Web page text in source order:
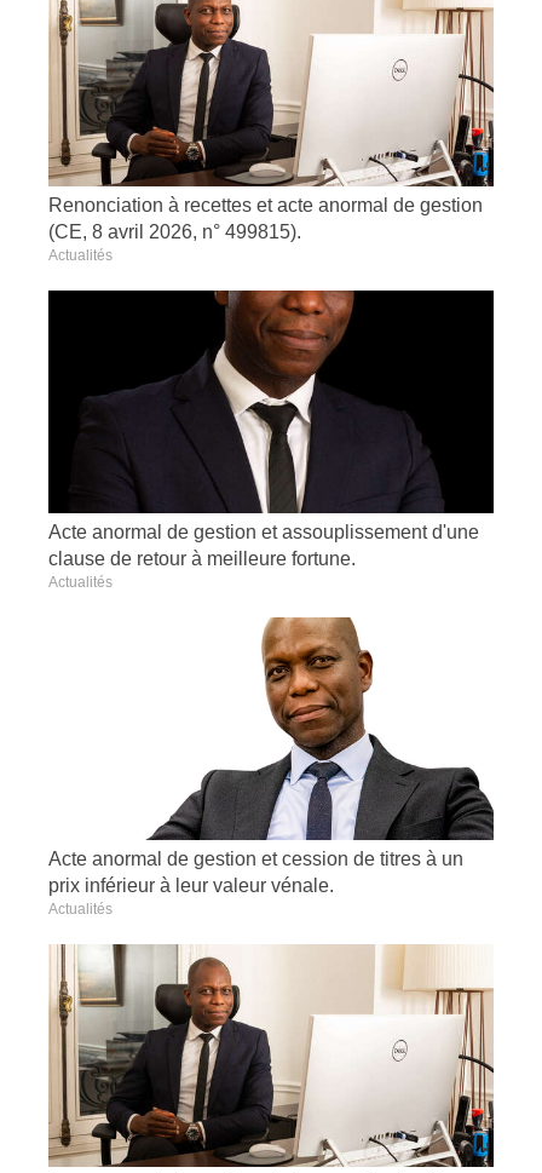
Renonciation à recettes et acte anormal de gestion
(CE, 8 avril 2026, n° 499815).
Actualités
Acte anormal de gestion et assouplissement d'une
clause de retour à meilleure fortune.
Actualités
Acte anormal de gestion et cession de titres à un
prix inférieur à leur valeur vénale.
Actualités